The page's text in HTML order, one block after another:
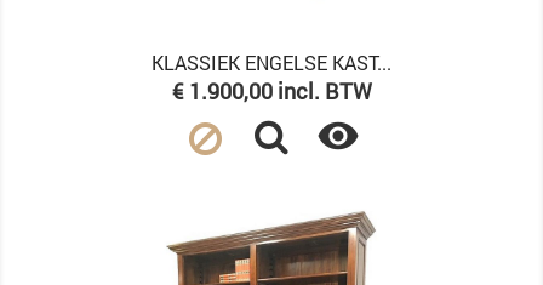
KLASSIEK ENGELSE KAST...
Prijs
€ 1.900,00 incl. BTW
